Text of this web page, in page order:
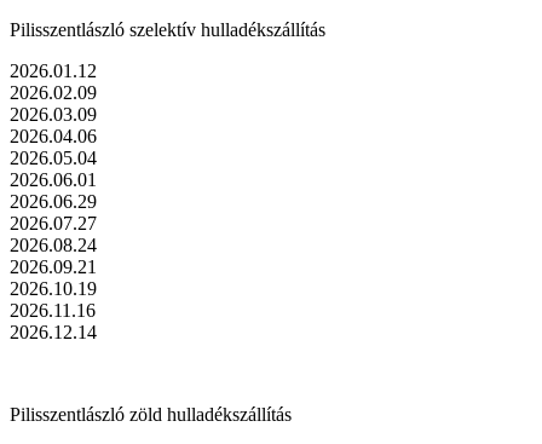
Pilisszentlászló szelektív hulladékszállítás
2026.01.12
2026.02.09
2026.03.09
2026.04.06
2026.05.04
2026.06.01
2026.06.29
2026.07.27
2026.08.24
2026.09.21
2026.10.19
2026.11.16
2026.12.14
Pilisszentlászló zöld hulladékszállítás